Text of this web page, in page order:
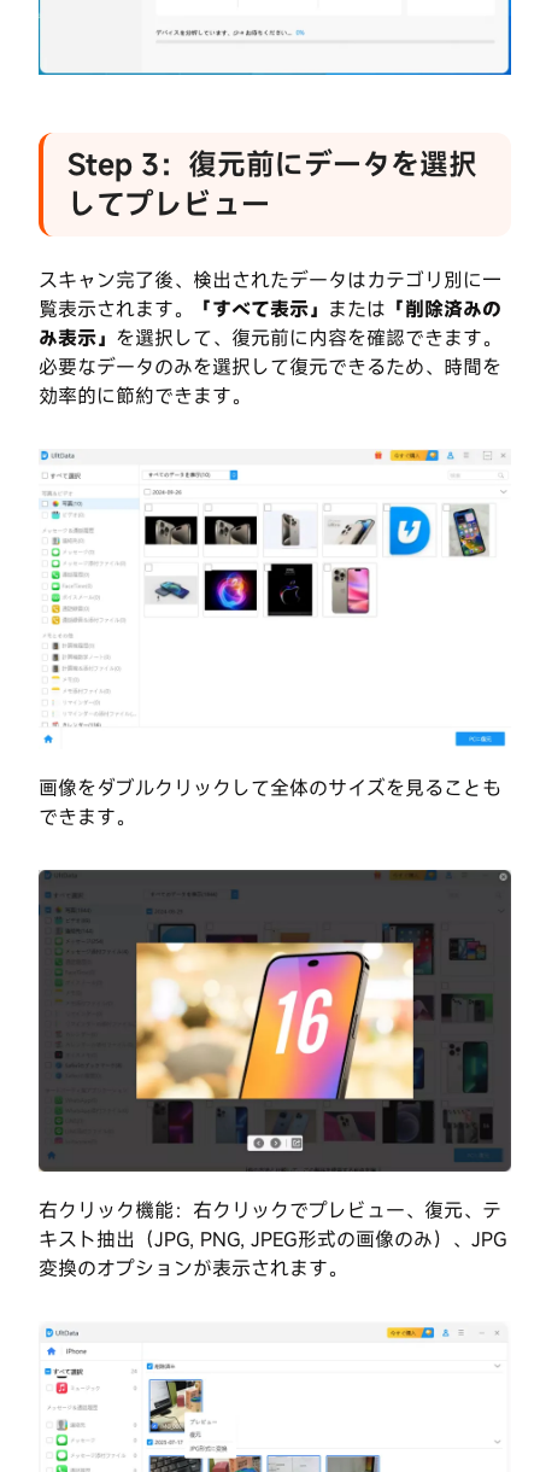
Step 3：復元前にデータを選択
してプレビュー
スキャン完了後、検出されたデータはカテゴリ別に一
覧表示されます。
「すべて表示」 または 「削除済みの
み表示」 を選択して、復元前に内容を確認できます。
必要なデータのみを選択して復元できるため、時間を
効率的に節約できます。
画像をダブルクリックして全体のサイズを見ることも
できます。
右クリック機能：右クリックでプレビュー、復元、テ
キスト抽出（JPG, PNG, JPEG形式の画像のみ）、JPG
変換のオプションが表示されます。